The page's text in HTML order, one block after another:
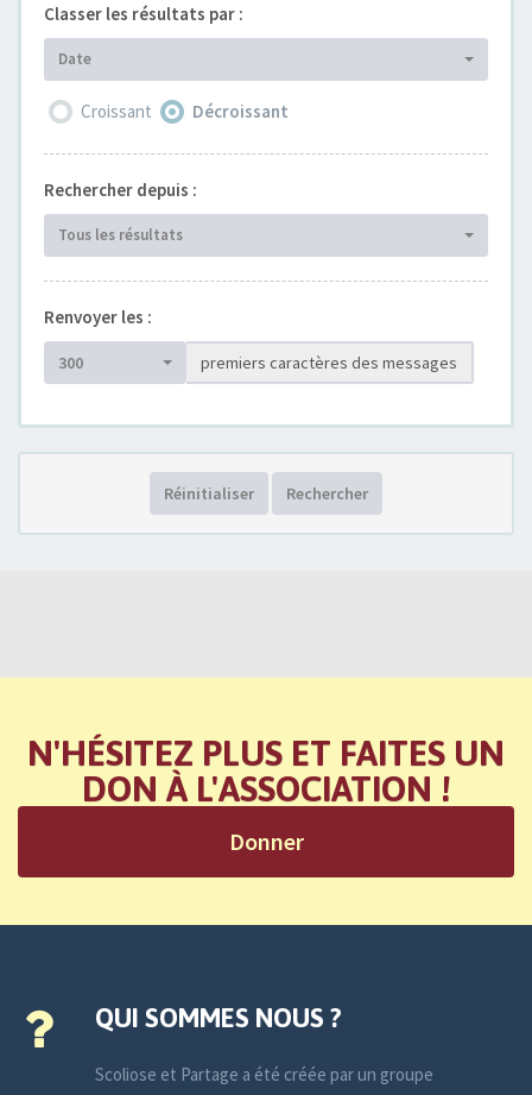
Classer les résultats par :
Date
Croissant Décroissant
Rechercher depuis :
Tous les résultats
Renvoyer les :
300 premiers caractères des messages
Réinitialiser Rechercher
N'HÉSITEZ PLUS ET FAITES UN
DON À L'ASSOCIATION !
Donner
QUI SOMMES NOUS ?
Scoliose et Partage a été créée par un groupe